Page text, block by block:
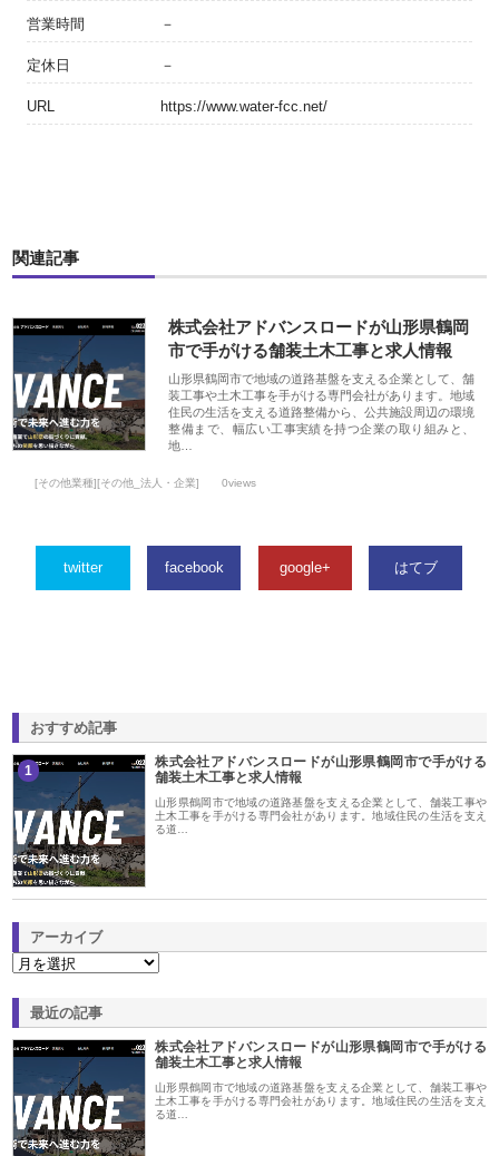
営業時間 －
定休日 －
URL https://www.water-fcc.net/
関連記事
株式会社アドバンスロードが山形県鶴岡
市で手がける舗装土木工事と求人情報
山形県鶴岡市で地域の道路基盤を支える企業として、舗
装工事や土木工事を手がける専門会社があります。地域
住民の生活を支える道路整備から、公共施設周辺の環境
整備まで、幅広い工事実績を持つ企業の取り組みと、
地…
[その他業種][その他_法人・企業] 0views
twitter facebook google+ はてブ
おすすめ記事
1
株式会社アドバンスロードが山形県鶴岡市で手がける
舗装土木工事と求人情報
山形県鶴岡市で地域の道路基盤を支える企業として、舗装工事や
土木工事を手がける専門会社があります。地域住民の生活を支え
る道…
アーカイブ
最近の記事
株式会社アドバンスロードが山形県鶴岡市で手がける
舗装土木工事と求人情報
山形県鶴岡市で地域の道路基盤を支える企業として、舗装工事や
土木工事を手がける専門会社があります。地域住民の生活を支え
る道…